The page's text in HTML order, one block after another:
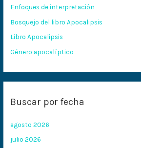
o
r
:
Enfoques de interpretación
Bosquejo del libro Apocalipsis
Libro Apocalipsis
Género apocalíptico
Buscar por fecha
agosto 2026
julio 2026